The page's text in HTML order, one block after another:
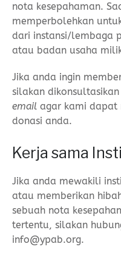
nota kesepahaman.
memperbolehkan
dari instansi/lembaga
atau badan usaha
Jika anda ingin
silakan
email agar kami dapat
donasi anda.
Kerja sama
Jika anda mewakili
atau memberikan
sebuah nota
tertentu, silakan
info@ypab.org.